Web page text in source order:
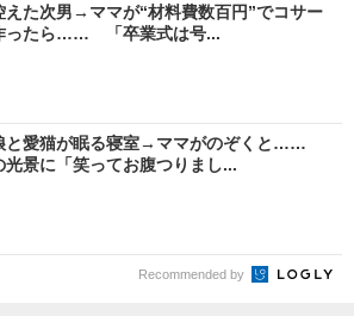
えた次男→ママが“材料費数百円”でコサー
ったら…… 「卒業式は号...
と愛猫が眠る寝室→ママがのぞくと……
光景に「笑ってお腹つりまし...
Recommended by